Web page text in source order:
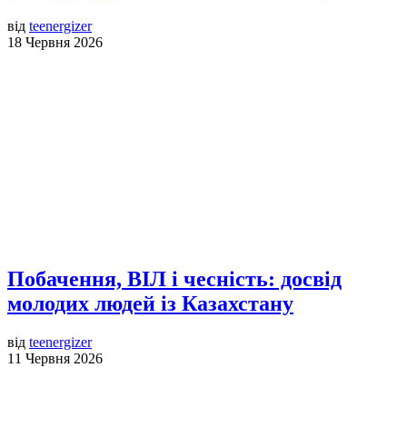
від teenergizer
18 Червня 2026
Побачення, ВІЛ і чесність: досвід
молодих людей із Казахстану
від teenergizer
11 Червня 2026